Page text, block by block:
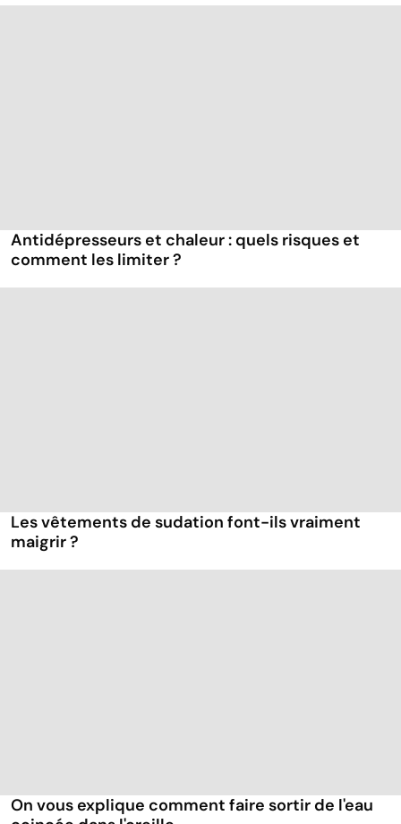
Antidépresseurs et chaleur : quels risques et
comment les limiter ?
Les vêtements de sudation font-ils vraiment
maigrir ?
On vous explique comment faire sortir de l'eau